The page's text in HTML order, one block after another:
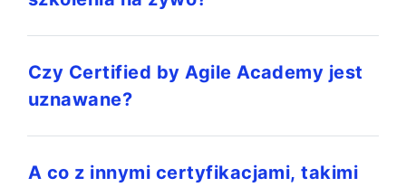
Czy Certified by Agile Academy jest
uznawane?
A co z innymi certyfikacjami, takimi